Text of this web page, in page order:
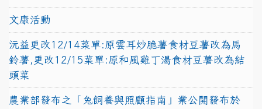
文康活動
沅益更改12/14菜單:原雲耳炒脆薯食材豆薯改為馬
鈴薯,更改12/15菜單:原和風雞丁湯食材豆薯改為結
頭菜
農業部發布之「兔飼養與照顧指南」業公開發布於